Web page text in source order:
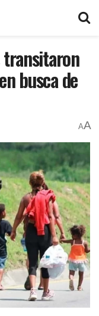
transitaron
busca de
AA